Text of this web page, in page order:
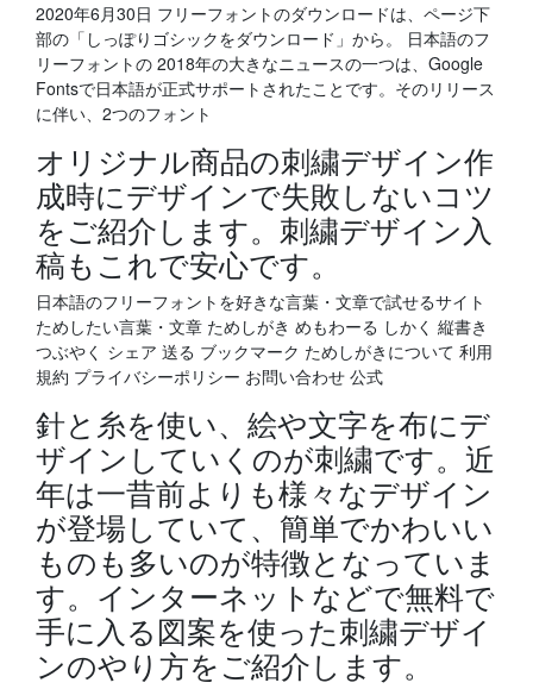
2020年6月30日 フリーフォントのダウンロードは、ページ下
部の「しっぽりゴシックをダウンロード」から。 日本語のフ
リーフォントの 2018年の大きなニュースの一つは、Google
Fontsで日本語が正式サポートされたことです。そのリリース
に伴い、2つのフォント
オリジナル商品の刺繍デザイン作
成時にデザインで失敗しないコツ
をご紹介します。刺繍デザイン入
稿もこれで安心です。
日本語のフリーフォントを好きな言葉・文章で試せるサイト
ためしたい言葉・文章 ためしがき めもわーる しかく 縦書き
つぶやく シェア 送る ブックマーク ためしがきについて 利用
規約 プライバシーポリシー お問い合わせ 公式
針と糸を使い、絵や文字を布にデ
ザインしていくのが刺繍です。近
年は一昔前よりも様々なデザイン
が登場していて、簡単でかわいい
ものも多いのが特徴となっていま
す。インターネットなどで無料で
手に入る図案を使った刺繍デザイ
ンのやり方をご紹介します。